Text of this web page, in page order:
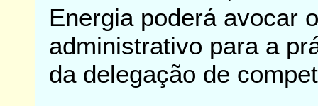
Energia poderá avocar
administrativo para a
da delegação de